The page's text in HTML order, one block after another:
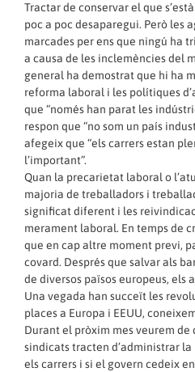
Tractar de conservar el que
poc a poc desaparegui. Però les
marcades per ens que ningú ha
a causa de les inclemències del
general ha demostrat que hi ha
reforma laboral i les polítiques
que “només han parat les
respon que “no som un país
afegeix que “els carrers estan
l’important”.
Quan la precarietat laboral o
majoria de treballadors i
significat diferent i les
merament laboral. En temps de
que en cap altre moment previ,
covard. Després que salvar als
de diversos països europeus, els
Una vegada han succeït les
places a Europa i EEUU,
Durant el pròxim mes veurem de
sindicats tracten d’administrar
els carrers i si el govern cedeix